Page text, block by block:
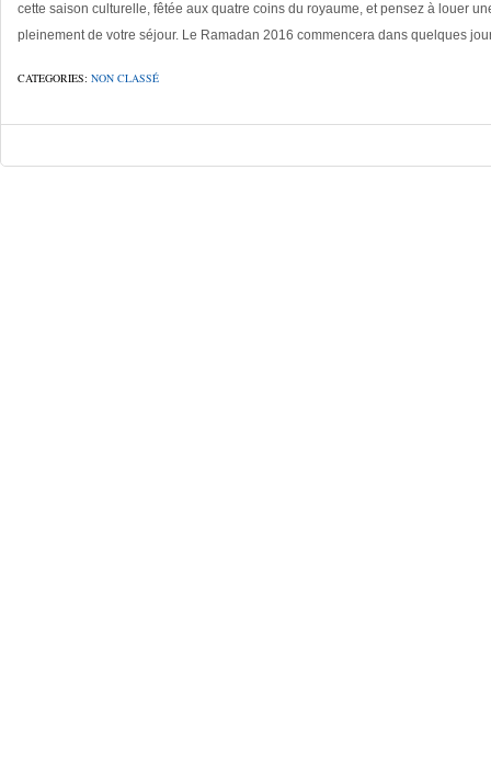
cette saison culturelle, fêtée aux quatre coins du royaume, et pensez à louer
pleinement de votre séjour. Le Ramadan 2016 commencera dans quelques
CATEGORIES: NON CLASSÉ